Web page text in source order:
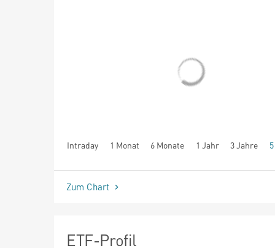
Intraday 1 Monat 6 Monate 1 Jahr 3 Jahre
seit Beginn
Zum Chart
ETF-Profil